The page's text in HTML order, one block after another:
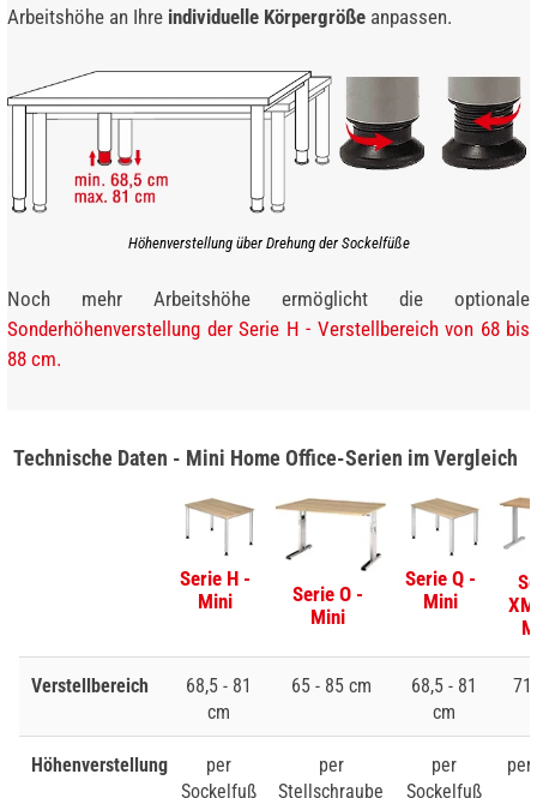
Arbeitshöhe an Ihre individuelle Körpergröße anpassen.
Höhenverstellung über Drehung der Sockelfüße
Noch mehr Arbeitshöhe ermöglicht die optionale
Sonderhöhenverstellung der Serie H - Verstellbereich von 68 bis
88 cm.
Technische Daten - Mini Home Office-Serien im Vergleich
Serie H -
Mini
Serie O -
Mini
Serie Q -
Mini
Verstellbereich
68,5 - 81
cm
65 - 85 cm
68,5 - 81
cm
71
Höhenverstellung
per
Sockelfuß
per
Stellschraube
per
Sockelfuß